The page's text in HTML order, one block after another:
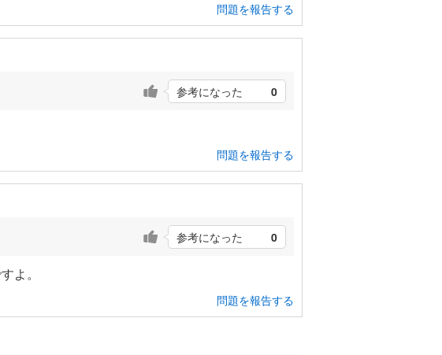
問題を報告する
参考になった 0
問題を報告する
参考になった 0
よ。
問題を報告する